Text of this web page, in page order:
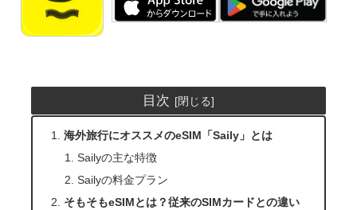
目次
海外旅行にオススメのeSIM「Saily」とは
Sailyの主な特徴
Sailyの料金プラン
そもそもeSIMとは？従来のSIMカードとの違い